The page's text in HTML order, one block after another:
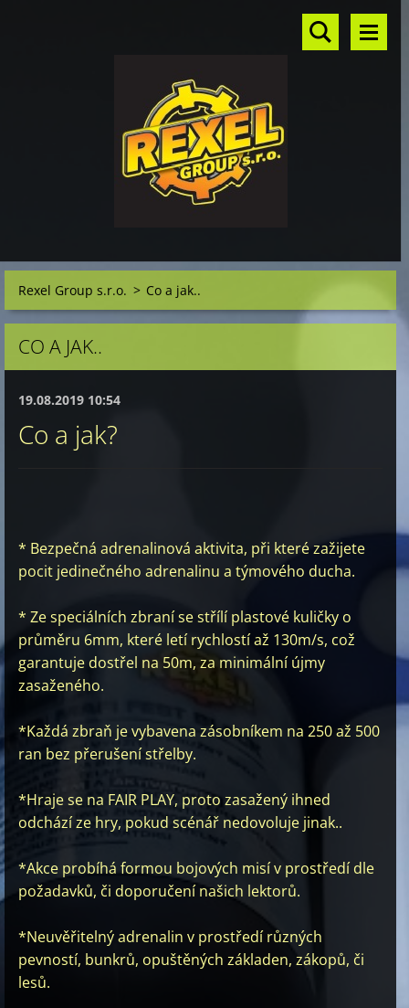
Rexel Group s.r.o. > Co a jak..
CO A JAK..
19.08.2019 10:54
Co a jak?
* Bezpečná adrenalinová aktivita, při které zažijete
pocit jedinečného adrenalinu a týmového ducha.
* Ze speciálních zbraní se střílí plastové kuličky o
průměru 6mm, které letí rychlostí až 130m/s, což
garantuje dostřel na 50m, za minimální újmy
zasaženého.
*Každá zbraň je vybavena zásobníkem na 250 až 500
ran bez přerušení střelby.
*Hraje se na FAIR PLAY, proto zasažený ihned
odchází ze hry, pokud scénář nedovoluje jinak..
*Akce probíhá formou bojových misí v prostředí dle
požadavků, či doporučení našich lektorů.
*Neuvěřitelný adrenalin v prostředí různých
pevností, bunkrů, opuštěných základen, zákopů, či
lesů.